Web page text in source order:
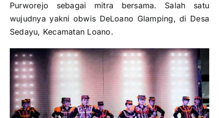
Purworejo sebagai mitra bersama. Salah satu
wujudnya yakni obwis DeLoano Glamping, di Desa
Sedayu, Kecamatan Loano.